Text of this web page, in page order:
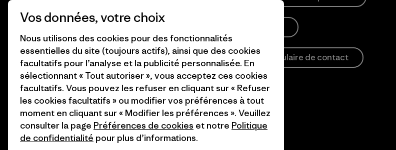
concernant les produits, les histoires originales, la
sensibilisation à l’activisme, les informations sur les événements
Patagonia.
S’inscrire Formulaire de contact
Vos données, votre choix
Nous utilisons des cookies pour des fonctionnalités
essentielles du site (toujours actifs), ainsi que des cookies
facultatifs pour l’analyse et la publicité personnalisée. En
sélectionnant « Tout autoriser », vous acceptez ces cookies
facultatifs. Vous pouvez les refuser en cliquant sur « Refuser
les cookies facultatifs » ou modifier vos préférences à tout
moment en cliquant sur « Modifier les préférences ». Veuillez
consulter la page Préférences de cookies et notre Politique
de confidentialité pour plus d’informations.